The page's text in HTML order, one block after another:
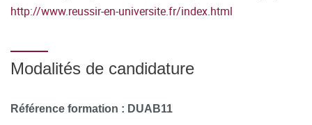
http://www.reussir-en-universite.fr/index.html
Modalités de candidature
Référence formation : DUAB11